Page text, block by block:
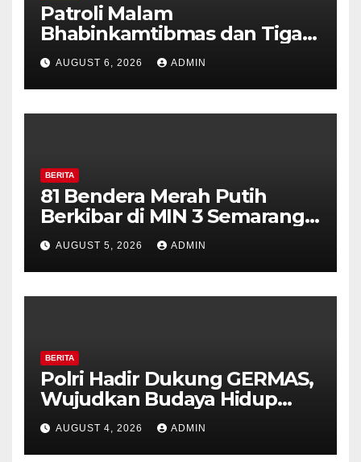
Patroli Malam
Bhabinkamtibmas dan Tiga
Pilar Kelurahan Ungaran
Perkuat Kamtibmas, Warga
Diajak Aktifkan Ronda
AUGUST 6, 2026 ADMIN
BERITA
81 Bendera Merah Putih
Berkibar di MIN 3 Semarang,
Bhabinkamtibmas Desa
Timpik Hadiri Peringatan
HUT ke-81 Kemerdekaan RI
AUGUST 5, 2026 ADMIN
BERITA
Polri Hadir Dukung GERMAS,
Wujudkan Budaya Hidup
Sehat di Kecamatan Pabelan
AUGUST 4, 2026 ADMIN